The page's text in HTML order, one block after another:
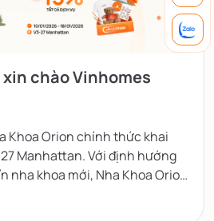
xin chào Vinhomes
Khoa Orion chính thức khai
Manhattan. Với định hướng
nha khoa mới, Nha Khoa Orion
điều trị nhẹ nhàng, an toàn và